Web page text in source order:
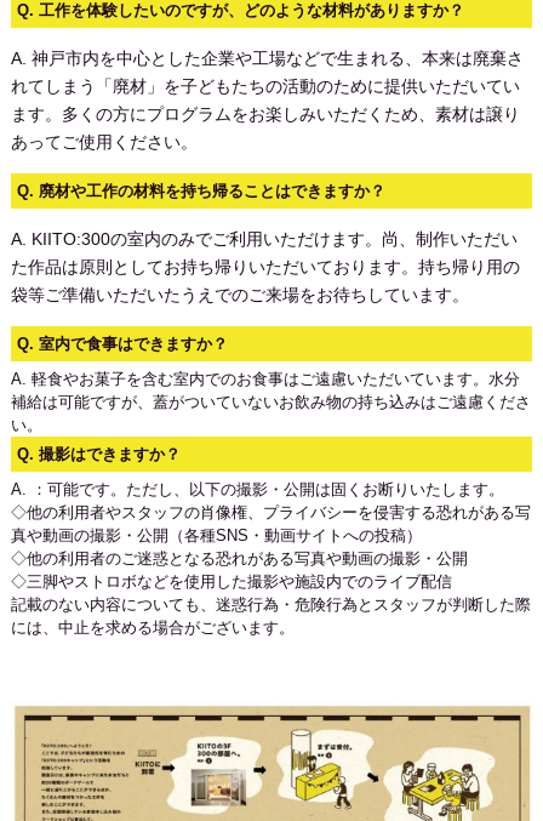
Q. 工作を体験したいのですが、どのような材料がありますか？
A. 神戸市内を中心とした企業や工場などで生まれる、本来は廃棄さ
れてしまう「廃材」を子どもたちの活動のために提供いただいてい
ます。多くの方にプログラムをお楽しみいただくため、素材は譲り
あってご使用ください。
Q. 廃材や工作の材料を持ち帰ることはできますか？
A. KIITO:300の室内のみでご利用いただけます。尚、制作いただい
た作品は原則としてお持ち帰りいただいております。持ち帰り用の
袋等ご準備いただいたうえでのご来場をお待ちしています。
Q. 室内で食事はできますか？
A. 軽食やお菓子を含む室内でのお食事はご遠慮いただいています。水分
補給は可能ですが、蓋がついていないお飲み物の持ち込みはご遠慮くださ
い。
Q. 撮影はできますか？
A.
：可能です。ただし、以下の撮影・公開は固くお断りいたします。
◇他の利用者やスタッフの肖像権、プライバシーを侵害する恐れがある写
真や動画の撮影・公開（各種SNS・動画サイトへの投稿）
◇他の利用者のご迷惑となる恐れがある写真や動画の撮影・公開
◇三脚やストロボなどを使用した撮影や施設内でのライブ配信
記載のない内容についても、迷惑行為・危険行為とスタッフが判断した際
には、中止を求める場合がございます。